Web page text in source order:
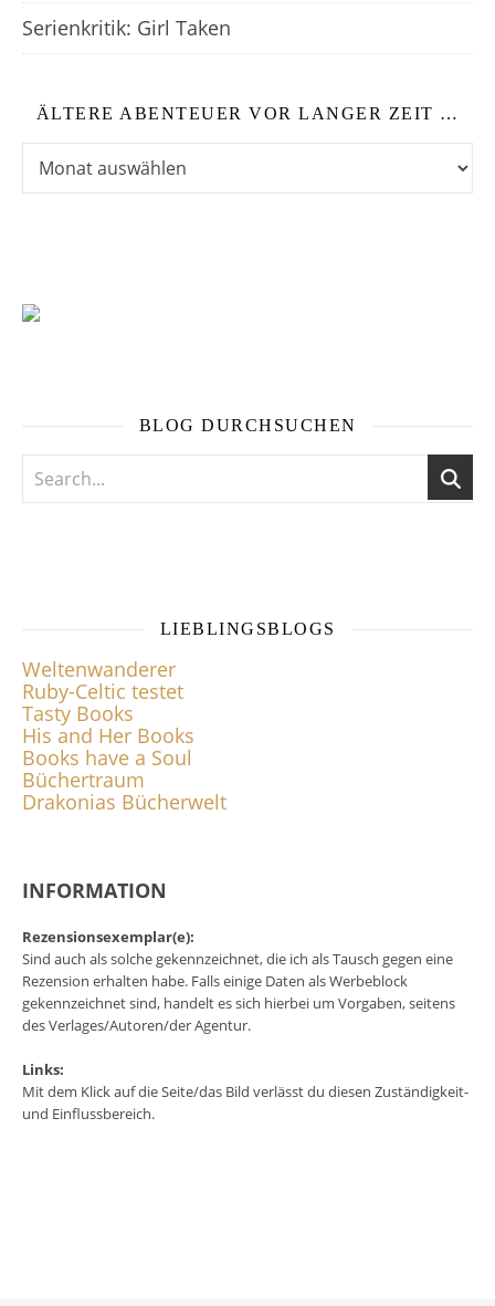
Serienkritik: Girl Taken
ÄLTERE ABENTEUER VOR LANGER ZEIT …
BLOG DURCHSUCHEN
LIEBLINGSBLOGS
Weltenwanderer
Ruby-Celtic testet
Tasty Books
His and Her Books
Books have a Soul
Büchertraum
Drakonias Bücherwelt
INFORMATION
Rezensionsexemplar(e):
Sind auch als solche gekennzeichnet, die ich als Tausch gegen eine
Rezension erhalten habe. Falls einige Daten als Werbeblock
gekennzeichnet sind, handelt es sich hierbei um Vorgaben, seitens
des Verlages/Autoren/der Agentur.
Links:
Mit dem Klick auf die Seite/das Bild verlässt du diesen Zuständigkeit-
und Einflussbereich.